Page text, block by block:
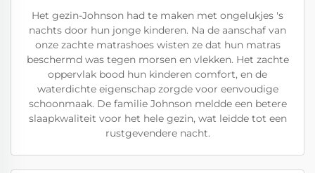
Het gezin-Johnson had te maken met ongelukjes 's
nachts door hun jonge kinderen. Na de aanschaf van
onze zachte matrashoes wisten ze dat hun matras
beschermd was tegen morsen en vlekken. Het zachte
oppervlak bood hun kinderen comfort, en de
waterdichte eigenschap zorgde voor eenvoudige
schoonmaak. De familie Johnson meldde een betere
slaapkwaliteit voor het hele gezin, wat leidde tot een
rustgevendere nacht.